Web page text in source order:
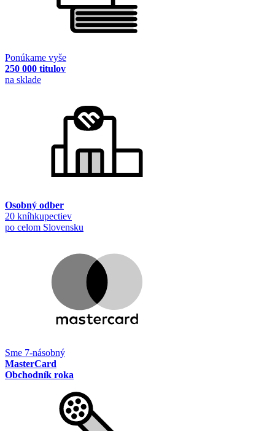
Ponúkame vyše
250 000 titulov
na sklade
Osobný odber
20 kníhkupectiev
po celom Slovensku
Sme 7-násobný
MasterCard
Obchodník roka